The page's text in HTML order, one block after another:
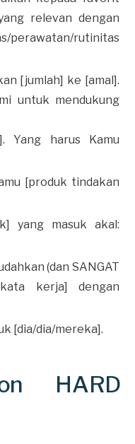
relevan dengan
rutinitas
[jumlah] ke [amal].
untuk mendukung
Yang harus Kamu
[produk tindakan
yang masuk akal:
(dan SANGAT
kerja] dengan
[dia/dia/mereka].
HARD